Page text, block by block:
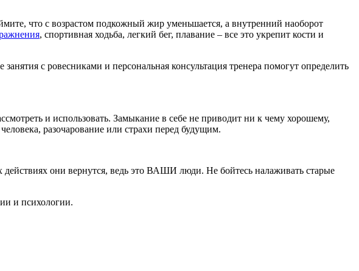
что с возрастом подкожный жир уменьшается, а внутренний наоборот
, спортивная ходьба, легкий бег, плавание – все это укрепит кости и
с ровесниками и персональная консультация тренера помогут определить
и использовать. Замыкание в себе не приводит ни к чему хорошему,
разочарование или страхи перед будущим.
они вернутся, ведь это ВАШИ люди. Не бойтесь налаживать старые
и психологии.